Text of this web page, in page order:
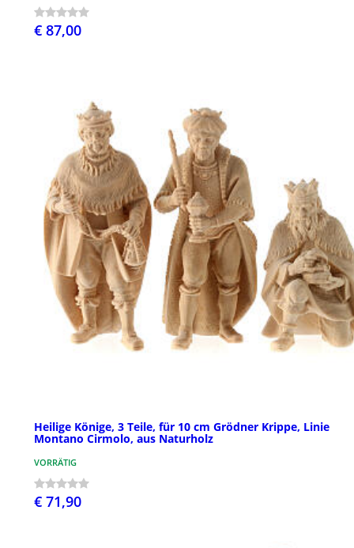
€ 87,00
Heilige Könige, 3 Teile, für 10 cm Grödner Krippe, Linie
Montano Cirmolo, aus Naturholz
VORRÄTIG
€ 71,90